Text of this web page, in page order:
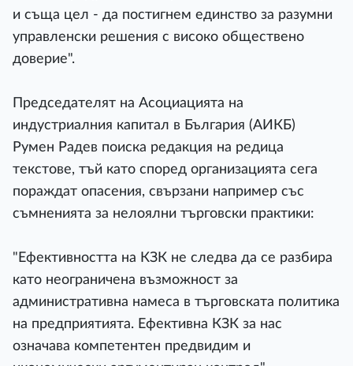
и съща цел - да постигнем единство за разумни
управленски решения с високо обществено
доверие".
Председателят на Асоциацията на
индустриалния капитал в България (АИКБ)
Румен Радев поиска редакция на редица
текстове, тъй като според организацията сега
пораждат опасения, свързани например със
съмненията за нелоялни търговски практики:
"Ефективността на КЗК не следва да се разбира
като неограничена възможност за
административна намеса в търговската политика
на предприятията. Ефективна КЗК за нас
означава компетентен предвидим и